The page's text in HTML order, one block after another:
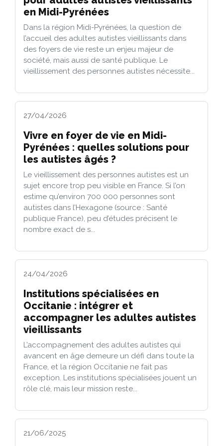
en Midi-Pyrénées
Dans la région Midi-Pyrénées, la question de
l’accueil des adultes autistes vieillissants dans
des foyers de vie reste un enjeu majeur de
société, mais aussi de santé publique. Le
vieillissement des personnes autistes nécessite...
27/04/2026
Vivre en foyer de vie en Midi-
Pyrénées : quelles solutions pour
les autistes âgés ?
Le vieillissement des personnes autistes est un
sujet encore trop peu visible en France. Si l’on
estime qu’environ 700 000 personnes sont
autistes dans l’Hexagone (source : Santé
publique France), peu d’études précisent le
nombre exact de s...
24/04/2026
Institutions spécialisées en
Occitanie : intégrer et
accompagner les adultes autistes
vieillissants
L’accompagnement des adultes autistes qui
avancent en âge demeure un défi dans toute la
France, et la région Occitanie ne fait pas
exception. Les institutions spécialisées jouent un
rôle clé, mais leur mission reste...
21/06/2025